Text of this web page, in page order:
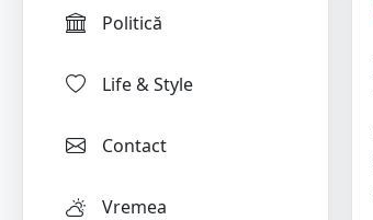
Politică
Life & Style
Contact
Vremea